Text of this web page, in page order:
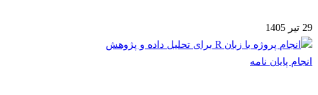
پایان نامه